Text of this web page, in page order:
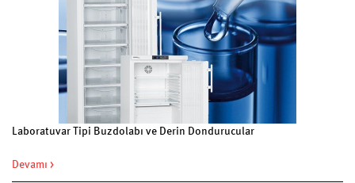
Laboratuvar Tipi Buzdolabı ve Derin Dondurucular
Devamı >